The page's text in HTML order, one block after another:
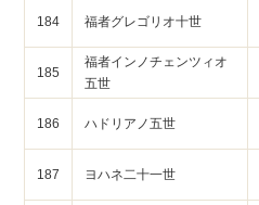
184 福者グレゴリオ十世
185
福者インノチェンツィオ
五世
186 ハドリアノ五世
187 ヨハネ二十一世